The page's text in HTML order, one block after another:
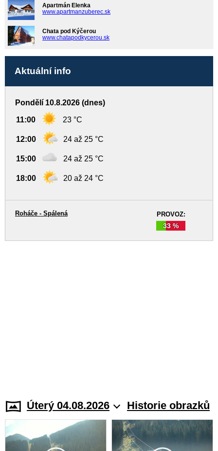
Apartmán Elenka
www.apartmanzuberec.sk
Chata pod Kýčerou
www.chatapodkycerou.sk
Aktuální info
Pondělí 10.8.2026 (dnes)
11:00 23 °C
12:00 24 až 25 °C
15:00 24 až 25 °C
18:00 20 až 24 °C
PROVOZ:
33 %
Roháče - Spálená
Úterý 04.08.2026 Historie obrazků